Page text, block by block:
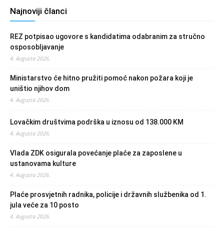
Najnoviji članci
REZ potpisao ugovore s kandidatima odabranim za stručno
osposobljavanje
4. Augusta 2026.
Ministarstvo će hitno pružiti pomoć nakon požara koji je
uništio njihov dom
4. Augusta 2026.
Lovačkim društvima podrška u iznosu od 138.000 KM
4. Augusta 2026.
Vlada ZDK osigurala povećanje plaće za zaposlene u
ustanovama kulture
4. Augusta 2026.
Plaće prosvjetnih radnika, policije i državnih službenika od 1.
jula veće za 10 posto
4. Augusta 2026.